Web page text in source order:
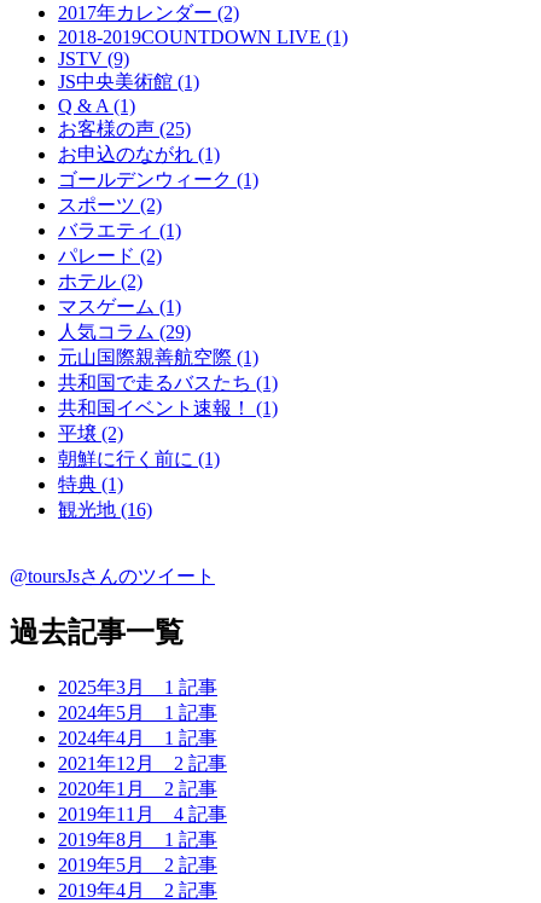
2017年カレンダー (2)
2018-2019COUNTDOWN LIVE (1)
JSTV (9)
JS中央美術館 (1)
Q & A (1)
お客様の声 (25)
お申込のながれ (1)
ゴールデンウィーク (1)
スポーツ (2)
バラエティ (1)
パレード (2)
ホテル (2)
マスゲーム (1)
人気コラム (29)
元山国際親善航空際 (1)
共和国で走るバスたち (1)
共和国イベント速報！ (1)
平壌 (2)
朝鮮に行く前に (1)
特典 (1)
観光地 (16)
@toursJsさんのツイート
過去記事一覧
2025年3月 1 記事
2024年5月 1 記事
2024年4月 1 記事
2021年12月 2 記事
2020年1月 2 記事
2019年11月 4 記事
2019年8月 1 記事
2019年5月 2 記事
2019年4月 2 記事